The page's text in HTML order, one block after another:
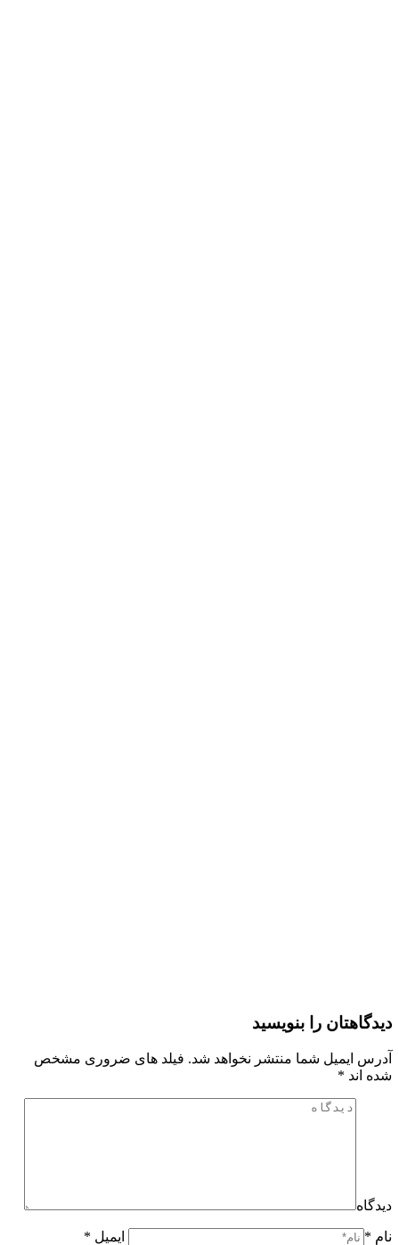
دیدگاهتان را بنویسید
آدرس ایمیل شما منتشر نخواهد شد. فیلد های ضروری مشخص
شده اند *
دیدگاه
نام *
ایمیل *